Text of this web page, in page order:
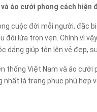
áo cưới phong cách hiện
cuộc đời mỗi người, đặc
đôi lứa trọn vẹn. Chính vì
dáng giúp tôn lên vẻ đẹp,
thống Việt Nam và áo cưới
nhất là trang phục phù hợp